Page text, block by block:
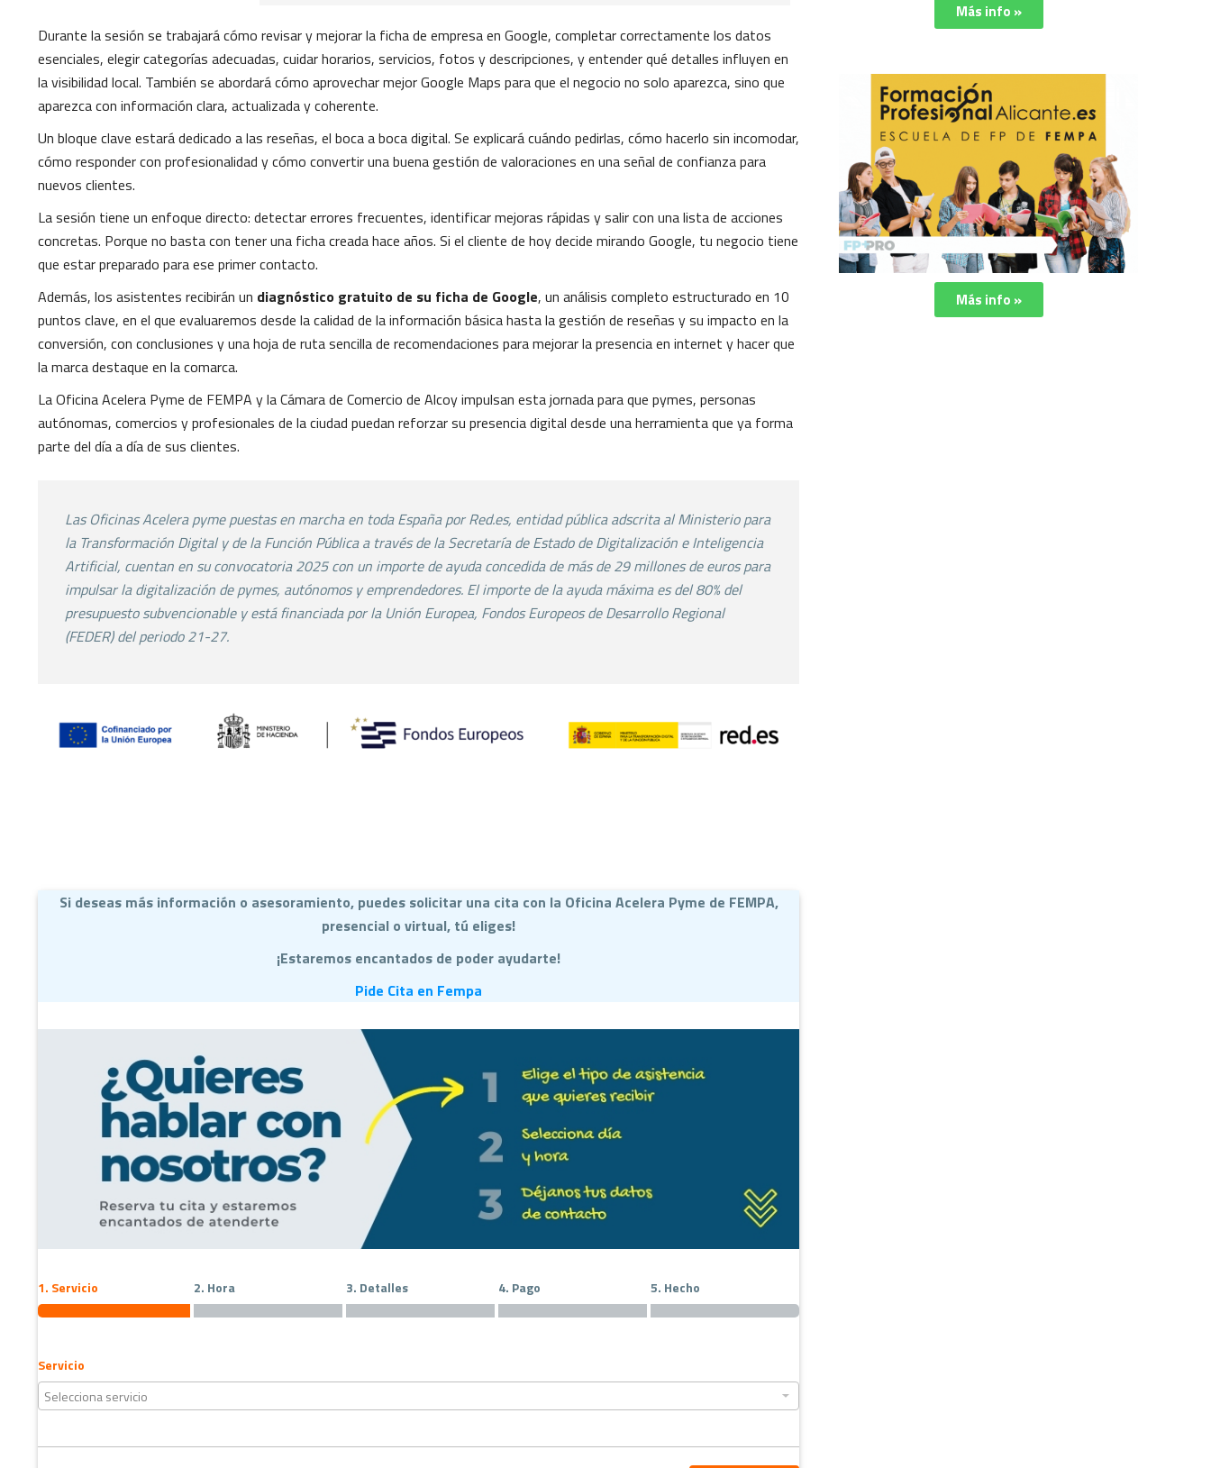
Durante la sesión se trabajará cómo revisar y mejorar la ficha de empresa en Google, completar correctamente los datos
esenciales, elegir categorías adecuadas, cuidar horarios, servicios, fotos y descripciones, y entender qué detalles influyen en
la visibilidad local. También se abordará cómo aprovechar mejor Google Maps para que el negocio no solo aparezca, sino que
aparezca con información clara, actualizada y coherente.
Un bloque clave estará dedicado a las reseñas, el boca a boca digital. Se explicará cuándo pedirlas, cómo hacerlo sin incomodar,
cómo responder con profesionalidad y cómo convertir una buena gestión de valoraciones en una señal de confianza para
nuevos clientes.
La sesión tiene un enfoque directo: detectar errores frecuentes, identificar mejoras rápidas y salir con una lista de acciones
concretas. Porque no basta con tener una ficha creada hace años. Si el cliente de hoy decide mirando Google, tu negocio tiene
que estar preparado para ese primer contacto.
Además, los asistentes recibirán un diagnóstico gratuito de su ficha de Google, un análisis completo estructurado en 10
puntos clave, en el que evaluaremos desde la calidad de la información básica hasta la gestión de reseñas y su impacto en la
conversión, con conclusiones y una hoja de ruta sencilla de recomendaciones para mejorar la presencia en internet y hacer que
la marca destaque en la comarca.
La Oficina Acelera Pyme de FEMPA y la Cámara de Comercio de Alcoy impulsan esta jornada para que pymes, personas
autónomas, comercios y profesionales de la ciudad puedan reforzar su presencia digital desde una herramienta que ya forma
parte del día a día de sus clientes.
Las Oficinas Acelera pyme puestas en marcha en todaEspaña por Red.es, entidad pública adscrita al Ministeriopara
la Transformación Digital y de la Función Pública a través de la Secretaría de Estado de Digitalización eInteligencia
Artificial, cuentan en su convocatoria 2025con un importe de ayuda concedida de más de 29millones de euros para
impulsar la digitalización depymes, autónomos y emprendedores. El importe de laayuda máxima es del 80% del
presupuestosubvencionable y está financiada por la Unión Europea, Fondos Europeos de Desarrollo Regional
(FEDER) delperiodo 21-27.
Si deseas más información o asesoramiento, puedes solicitar una cita con la Oficina Acelera Pyme de FEMPA,
presencial o virtual, tú eliges!
¡Estaremos encantados de poder ayudarte!
Pide Cita en Fempa
1. Servicio 2. Hora 3. Detalles 4. Pago 5. Hecho
Servicio
Más info »
Más info »